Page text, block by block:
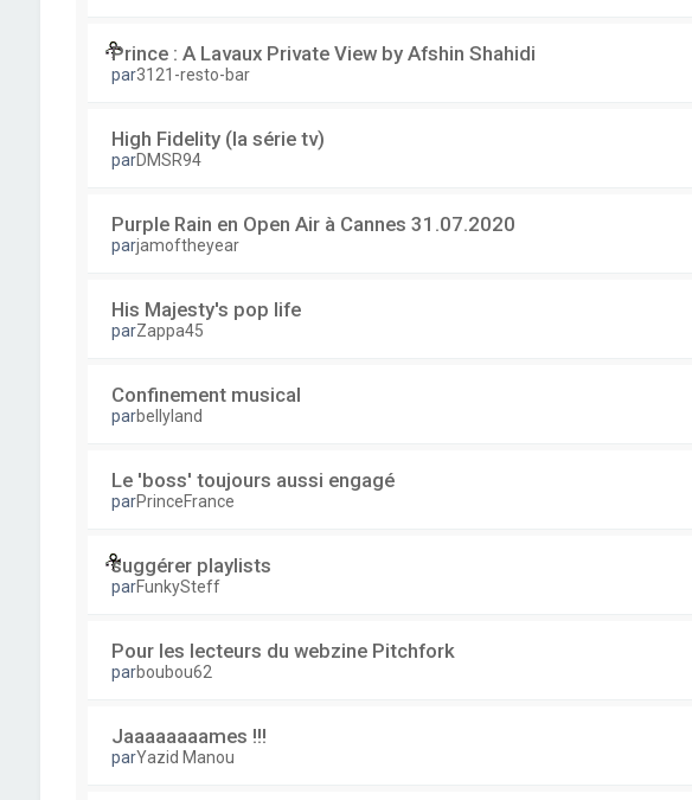
Prince : A Lavaux Private View by Afshin Shahidi
par3121-resto-bar
High Fidelity (la série tv)
parDMSR94
Purple Rain en Open Air à Cannes 31.07.2020
parjamoftheyear
His Majesty's pop life
parZappa45
Confinement musical
parbellyland
Le 'boss' toujours aussi engagé
parPrinceFrance
suggérer playlists
parFunkySteff
Pour les lecteurs du webzine Pitchfork
parboubou62
Jaaaaaaaames !!!
parYazid Manou